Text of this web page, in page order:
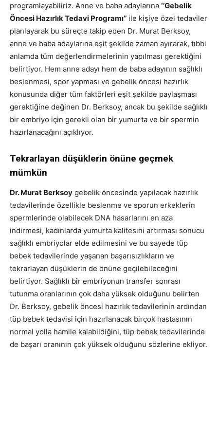
programlayabiliriz. Anne ve baba adaylarına ‘’Gebelik
Öncesi Hazırlık Tedavi Programı’’ ile kişiye özel tedaviler
planlayarak bu süreçte takip eden Dr. Murat Berksoy,
anne ve baba adaylarına eşit şekilde zaman ayırarak, tıbbi
anlamda tüm değerlendirmelerinin yapılması gerektiğini
belirtiyor. Hem anne adayı hem de baba adayının sağlıklı
beslenmesi, spor yapması ve gebelik öncesi hazırlık
konusunda diğer tüm faktörleri eşit şekilde paylaşması
gerektiğine değinen Dr. Berksoy, ancak bu şekilde sağlıklı
bir embriyo için gerekli olan bir yumurta ve bir spermin
hazırlanacağını açıklıyor.
Tekrarlayan düşüklerin önüne geçmek
mümkün
Dr. Murat Berksoy gebelik öncesinde yapılacak hazırlık
tedavilerinde özellikle beslenme ve sporun erkeklerin
spermlerinde olabilecek DNA hasarlarını en aza
indirmesi, kadınlarda yumurta kalitesini artırması sonucu
sağlıklı embriyolar elde edilmesini ve bu sayede tüp
bebek tedavilerinde yaşanan başarısızlıkların ve
tekrarlayan düşüklerin de önüne geçilebileceğini
belirtiyor. Sağlıklı bir embriyonun transfer sonrası
tutunma oranlarının çok daha yüksek olduğunu belirten
Dr. Berksoy, gebelik öncesi hazırlık tedavilerinin ardından
tüp bebek tedavisi için hazırlanacak birçok hastasının
normal yolla hamile kalabildiğini, tüp bebek tedavilerinde
de başarı oranının çok yüksek olduğunu sözlerine ekliyor.